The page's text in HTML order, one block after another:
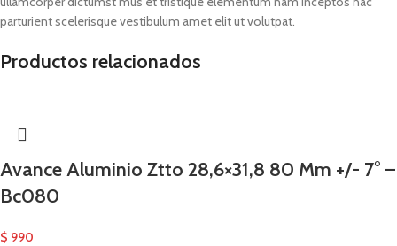
parturient scelerisque vestibulum amet elit ut volutpat.
Productos relacionados
Avance Aluminio Ztto 28,6×31,8 80 Mm +/- 7° –
Bc080
$ 990